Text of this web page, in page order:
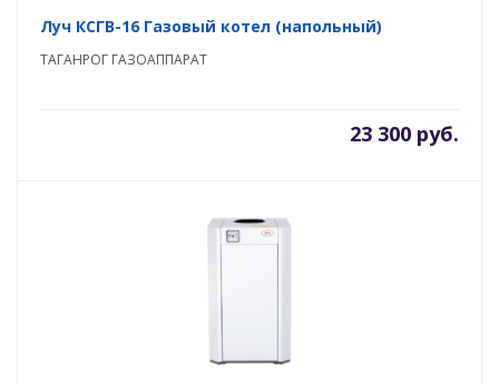
Луч КСГВ-16 Газовый котел (напольный)
ТАГАНРОГ ГАЗОАППАРАТ
23 300 руб.